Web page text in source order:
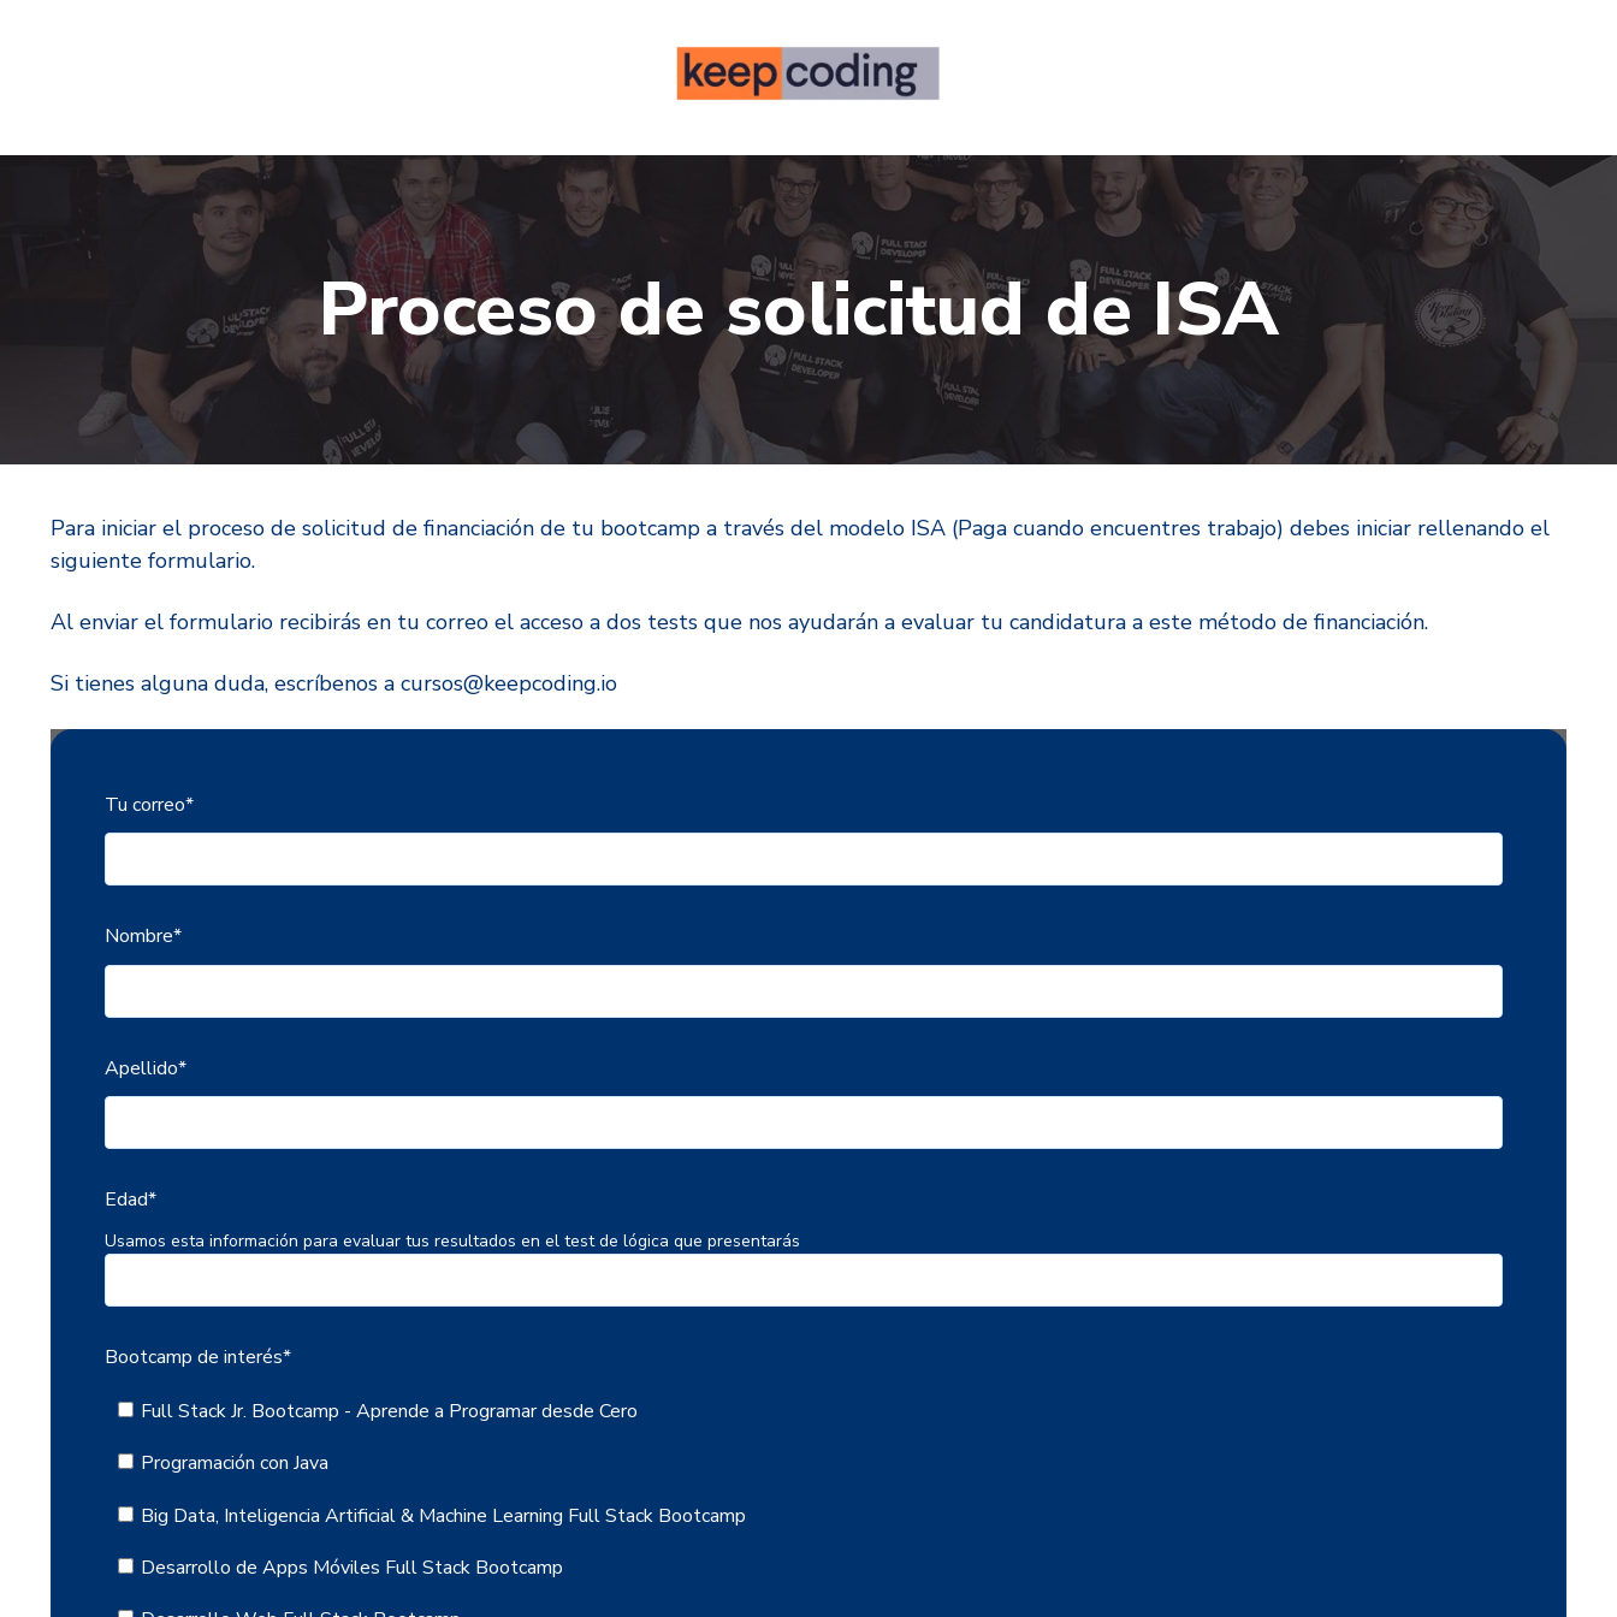
Proceso de solicitud de ISA
Para iniciar el proceso de solicitud de financiación de tu bootcamp a través del modelo ISA (Paga cuando encuentres trabajo) debes iniciar rellenando el
siguiente formulario.
Al enviar el formulario recibirás en tu correo el acceso a dos tests que nos ayudarán a evaluar tu candidatura a este método de financiación.
Si tienes alguna duda, escríbenos a cursos@keepcoding.io
Tu correo*
Nombre*
Apellido*
Edad*
Usamos esta información para evaluar tus resultados en el test de lógica que presentarás
Bootcamp de interés*
Full Stack Jr. Bootcamp - Aprende a Programar desde Cero
Programación con Java
Big Data, Inteligencia Artificial & Machine Learning Full Stack Bootcamp
Desarrollo de Apps Móviles Full Stack Bootcamp